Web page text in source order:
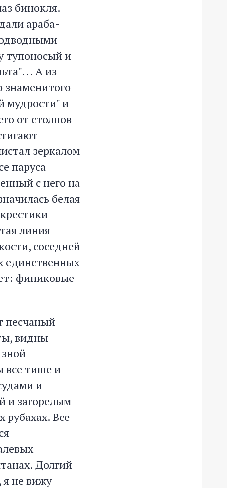
бинокля.
араба-
тупоносый и
А из
знаменитого
мудрости" и
от столпов
зеркалом
паруса
с него на
белая
-
линия
соседней
единственных
финиковые
песчаный
видны
все тише и
и
и загорелым
Все
Долгий
я не вижу